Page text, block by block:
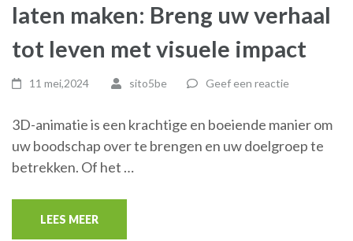
laten maken: Breng uw verhaal
tot leven met visuele impact
11 mei,2024 sito5be Geef een reactie
3D-animatie is een krachtige en boeiende manier om
uw boodschap over te brengen en uw doelgroep te
betrekken. Of het …
LEES MEER